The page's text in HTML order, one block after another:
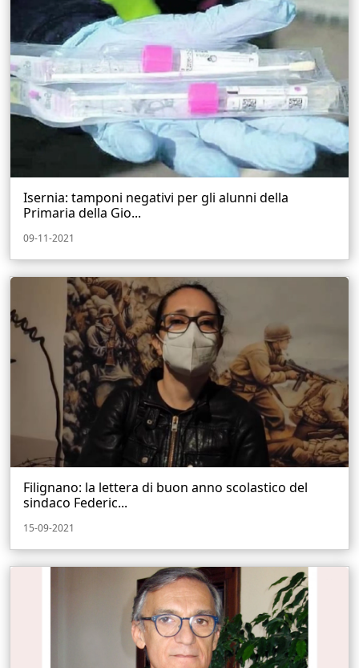
Isernia: tamponi negativi per gli alunni della
Primaria della Gio...
09-11-2021
Filignano: la lettera di buon anno scolastico del
sindaco Federic...
15-09-2021